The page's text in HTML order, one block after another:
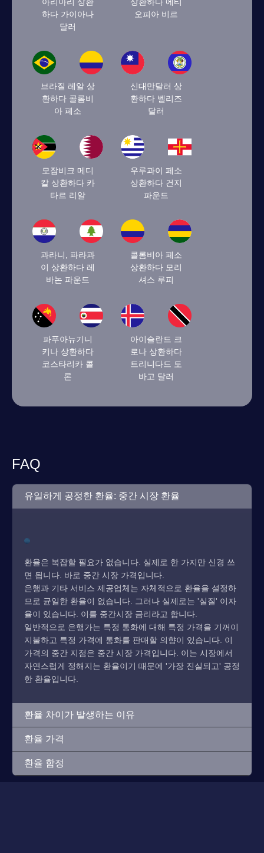
하다 가이아나
달러
오피아 비르
브라질 레알 상
환하다 콜롬비
아 페소
신대만달러 상
환하다 벨리즈
달러
모잠비크 메디
칼 상환하다 카
타르 리알
우루과이 페소
상환하다 건지
파운드
과라니, 파라과
이 상환하다 레
바논 파운드
콜롬비아 페소
상환하다 모리
셔스 루피
파푸아뉴기니
키나 상환하다
코스타리카 콜
론
아이슬란드 크
로나 상환하다
트리니다드 토
바고 달러
FAQ
유일하게 공정한 환율: 중간 시장 환율
환율은 복잡할 필요가 없습니다. 실제로 한 가지만 신경 쓰
면 됩니다. 바로 중간 시장 가격입니다.
은행과 기타 서비스 제공업체는 자체적으로 환율을 설정하
므로 균일한 환율이 없습니다. 그러나 실제로는 '실질' 이자
율이 있습니다. 이를 중간시장 금리라고 합니다.
일반적으로 은행가는 특정 통화에 대해 특정 가격을 기꺼이
지불하고 특정 가격에 통화를 판매할 의향이 있습니다. 이
가격의 중간 지점은 중간 시장 가격입니다. 이는 시장에서
자연스럽게 정해지는 환율이기 때문에 '가장 진실되고' 공정
한 환율입니다.
환율 차이가 발생하는 이유
환율 가격
환율 함정